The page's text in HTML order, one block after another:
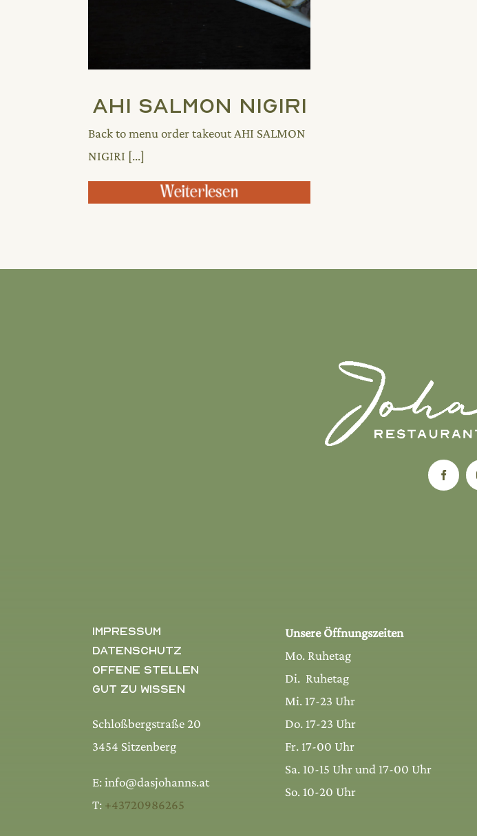
Ahi Salmon Nigiri
Back to menu order takeout AHI SALMON
NIGIRI [...]
Impressum
Datenschutz
Offene Stellen
Gut zu wissen
Schloßbergstraße 20
3454 Sitzenberg
E: info@dasjohanns.at
T: +43720986265
Unsere Öffnungszeiten
Mo. Ruhetag
Di. Ruhetag
Mi. 17-23 Uhr
Do. 17-23 Uhr
Fr. 17-00 Uhr
Sa. 10-15 Uhr und 17-00 Uhr
So. 10-20 Uhr